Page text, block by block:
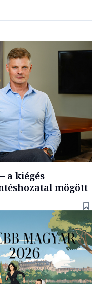
a kiégés
mögött